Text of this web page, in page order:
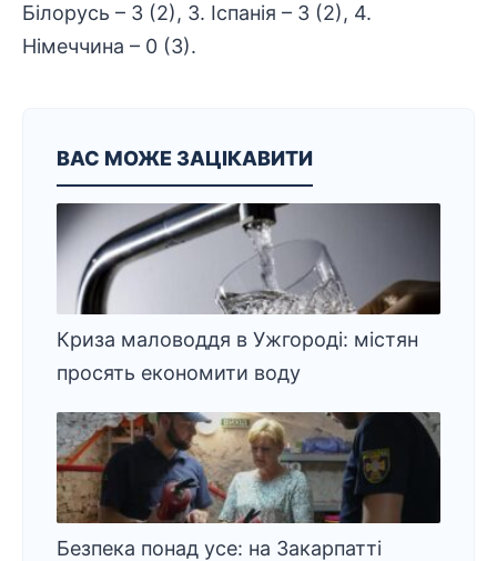
Білорусь – 3 (2), 3. Іспанія – 3 (2), 4.
Німеччина – 0 (3).
ВАС МОЖЕ ЗАЦІКАВИТИ
Криза маловоддя в Ужгороді: містян
просять економити воду
Безпека понад усе: на Закарпатті